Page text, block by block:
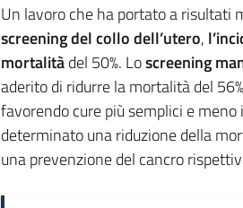
Un lavoro che ha portato a risultati
screening del collo dell’utero,
mortalitàdel 50%. Loscreening
aderito di ridurre la mortalità del
favorendo cure più semplici e
determinato una riduzione della
una prevenzione del cancro